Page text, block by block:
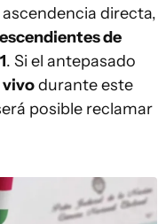
directa,
de
. Si el antepasado
vivodurante este
posible reclamar